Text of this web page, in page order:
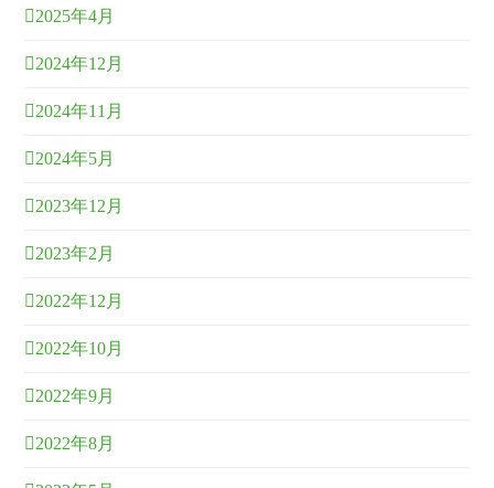
2025年4月
2024年12月
2024年11月
2024年5月
2023年12月
2023年2月
2022年12月
2022年10月
2022年9月
2022年8月